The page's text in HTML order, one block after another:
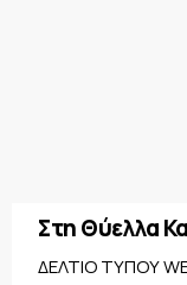
Στη Θύελλα
ΔΕΛΤΙΟ ΤΥΠΟΥ